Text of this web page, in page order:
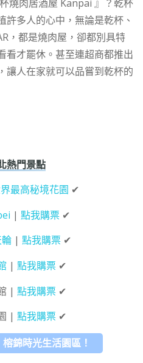
燒肉居酒屋 Kanpai 』？乾杯
多人的心中，無論是乾杯、
，都是燒肉屋，卻都別具特
看才罷休。甚至連超商都推出
讓人在家就可以品嘗到乾杯的
熱門景點
最高秘境花園 ✔
| 點我購票 ✔
| 點我購票✔
| 點我購票✔
| 點我購票✔
| 點我購票✔
錦時光生活園區！